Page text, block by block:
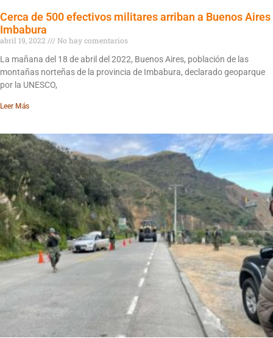
Cerca de 500 efectivos militares arriban a Buenos Aires
Imbabura
abril 19, 2022
No hay comentarios
La mañana del 18 de abril del 2022, Buenos Aires, población de las
montañas norteñas de la provincia de Imbabura, declarado geoparque
por la UNESCO,
Leer Más